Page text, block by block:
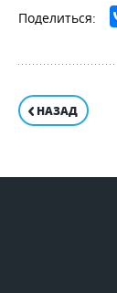
НАЗАД